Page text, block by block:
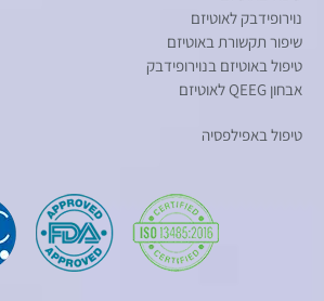
נוירופידבק לאוטיזם
שיפור תקשורת באוטיזם
טיפול באוטיזם בנוירופידבק
אבחון QEEG לאוטיזם
טיפול באפילפסיה